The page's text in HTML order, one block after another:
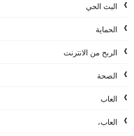
البث الحي
الحماية
الربح من الانترنت
الصحة
العاب
العاب،